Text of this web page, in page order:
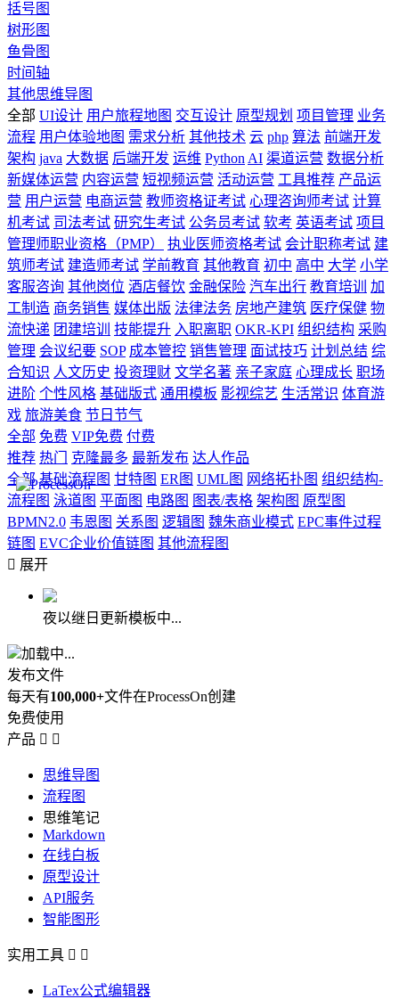
括号图
树形图
鱼骨图
时间轴
其他思维导图
全部 UI设计 用户旅程地图 交互设计 原型规划 项目管理 业务
流程 用户体验地图 需求分析 其他技术 云 php 算法 前端开发
架构 java 大数据 后端开发 运维 Python AI 渠道运营 数据分析
新媒体运营 内容运营 短视频运营 活动运营 工具推荐 产品运
营 用户运营 电商运营 教师资格证考试 心理咨询师考试 计算
机考试 司法考试 研究生考试 公务员考试 软考 英语考试 项目
管理师职业资格（PMP）
执业医师资格考试 会计职称考试 建
筑师考试 建造师考试 学前教育 其他教育 初中 高中 大学 小学
客服咨询 其他岗位 酒店餐饮 金融保险 汽车出行 教育培训
加
工制造 商务销售 媒体出版 法律法务 房地产建筑 医疗保健 物
流快递 团建培训 技能提升 入职离职 OKR-KPI 组织结构 采购
管理 会议纪要 SOP 成本管控 销售管理 面试技巧 计划总结 综
合知识 人文历史 投资理财 文学名著 亲子家庭 心理成长 职场
进阶 个性风格 基础版式 通用模板 影视综艺 生活常识 体育游
戏 旅游美食 节日节气
全部 免费 VIP免费 付费
推荐 热门 克隆最多 最新发布 达人作品
全部 基础流程图 甘特图 ER图 UML图 网络拓扑图 组织结构-
流程图 泳道图 平面图 电路图 图表/表格 架构图 原型图
BPMN2.0 韦恩图 关系图 逻辑图 魏朱商业模式 EPC事件过程
链图 EVC企业价值链图 其他流程图
 展开
夜以继日更新模板中...
加载中...
发布文件
每天有100,000+文件在ProcessOn创建
免费使用
产品  
思维导图
流程图
思维笔记
Markdown
在线白板
原型设计
API服务
智能图形
实用工具  
LaTex公式编辑器